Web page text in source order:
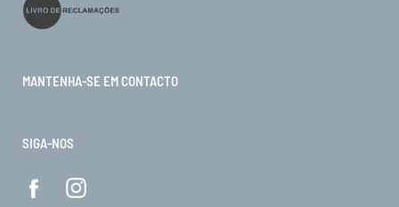
MANTENHA-SE EM CONTACTO
SIGA-NOS